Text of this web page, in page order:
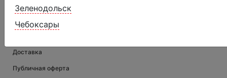
Зеленодольск
Чебоксары
Доставка
Публичная оферта